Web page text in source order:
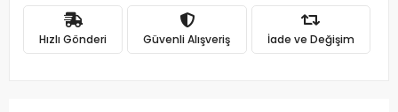
Hızlı Gönderi Güvenli Alışveriş İade ve Değişim